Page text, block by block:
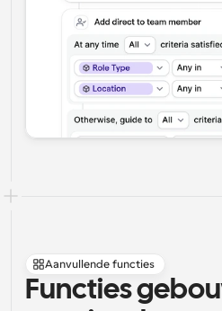
Aanvullende functies
Functies